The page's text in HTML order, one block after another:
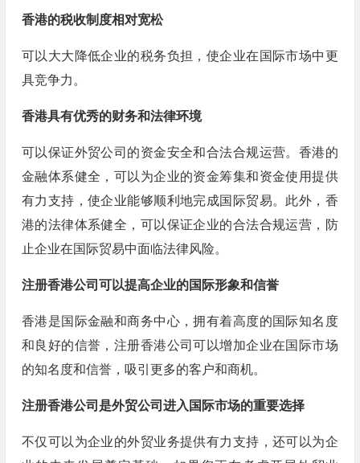
香港的税收制度相对宽松
可以大大降低企业的税务负担，使企业在国际市场中更
具竞争力。
香港具有优秀的财务和法律环境
可以保证外贸公司的资金安全和合法合规运营。香港的
金融体系健全，可以为企业的资金筹集和资金使用提供
有力支持，使企业能够顺利地完成国际贸易。此外，香
港的法律体系健全，可以保证企业的合法合规运营，防
止企业在国际贸易中面临法律风险。
注册香港公司可以提高企业的国际形象和信誉
香港是国际金融和商务中心，拥有着高度的国际知名度
和良好的信誉，注册香港公司可以增加企业在国际市场
的知名度和信誉，吸引更多的客户和商机。
注册香港公司是外贸公司进入国际市场的重要选择
不仅可以为企业的外贸业务提供有力支持，还可以为企